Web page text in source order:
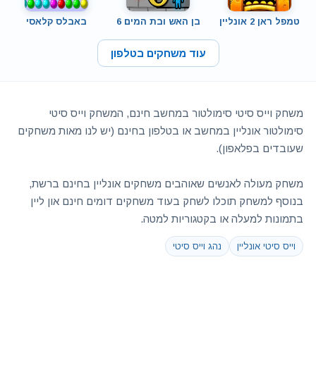
טמפל ראן 2 אונליין בן האש ובת המים 6 באבלס קלאסי
עוד משחקים בטלפון
משחק וייס סיטי סימולטור במחשב חינם, המשחק וייס סיטי
סימולטור אונליין במחשב או בטלפון בחינם (יש לנו מאות משחקים
שעובדים בפלאפון).
משחק מעולה לאנשים שאוהבים משחקים אונליין בחינם ברשת,
בנוסף למשחק תוכלו לשחק בעוד משחקים דומים חינם און ליין
בתמונות למעלה או בקטגוריות למטה.
וייס סיטי אונליין נהג וייס סיטי